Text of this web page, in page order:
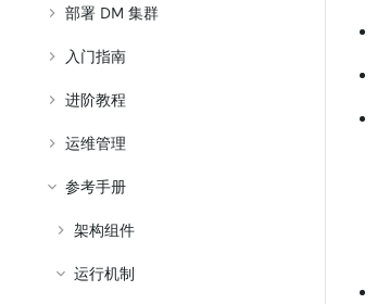
部署 DM 集群
入门指南
进阶教程
运维管理
参考手册
架构组件
运行机制